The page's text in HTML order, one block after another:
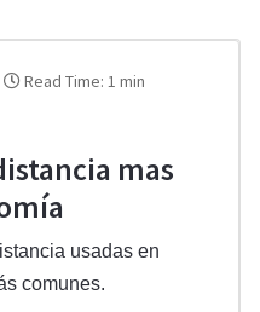
Read Time: 1 min
mas
usadas en
comunes.